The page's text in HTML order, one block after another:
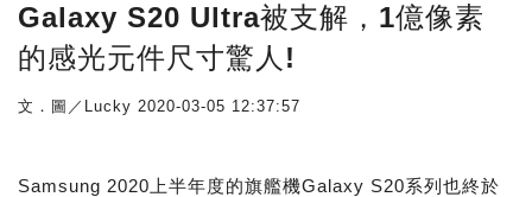
Galaxy S20 Ultra被支解，1億像素
的感光元件尺寸驚人!
文．圖／Lucky 2020-03-05 12:37:57
Samsung 2020上半年度的旗艦機Galaxy S20系列也終於